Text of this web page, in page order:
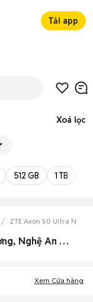
Tải app
Xoá lọc
512 GB 1 TB
ZTE Axon 50 Ultra Nghệ
0 Zte Axon 50 Ultra cũ Huyện Đô Lương, Nghệ An đẹp
Xem Cửa hàng